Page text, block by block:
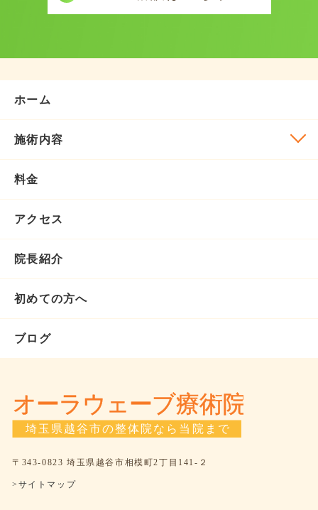
ホーム
施術内容
料金
アクセス
院長紹介
初めての方へ
ブログ
〒343-0823 埼玉県越谷市相模町2丁目141-２
>サイトマップ